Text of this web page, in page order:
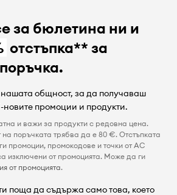
за бюлетина ни и
отстъпка** за
общност, за да получаваш
промоции и продукти.
и важи за продукти с редовна цена.
поръчката трябва да е 80 €. Отстъпката
промоции, промокодове и точки от AC
изключени от промоцията. Може да ги
от промоцията.
поща да съдържа само това, което